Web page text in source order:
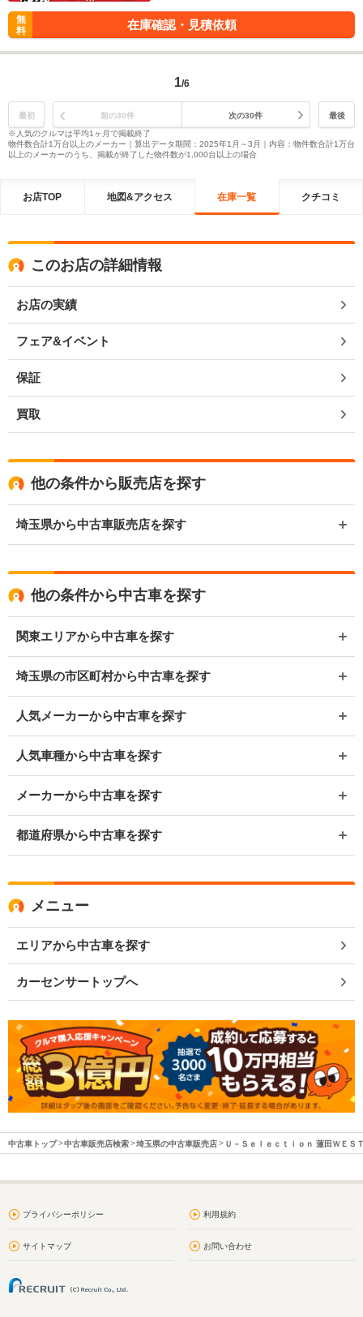
無
料
在庫確認・見積依頼
1/6
最初 前の30件 次の30件
最後
※人気のクルマは平均1ヶ月で掲載終了
物件数合計1万台以上のメーカー｜算出データ期間：2025年1月～3月｜内容：物件数合計1万台
以上のメーカーのうち、掲載が終了した物件数が1,000台以上の場合
お店TOP 地図&アクセス 在庫一覧 クチコミ
このお店の詳細情報
お店の実績
フェア&イベント
保証
買取
他の条件から販売店を探す
埼玉県から中古車販売店を探す
他の条件から中古車を探す
関東エリアから中古車を探す
埼玉県の市区町村から中古車を探す
人気メーカーから中古車を探す
人気車種から中古車を探す
メーカーから中古車を探す
都道府県から中古車を探す
メニュー
エリアから中古車を探す
カーセンサートップへ
中古車トップ 中古車販売店検索 埼玉県の中古車販売店 Ｕ－Ｓｅｌｅｃｔｉｏｎ 蓮田ＷＥＳ
プライバシーポリシー 利用規約
サイトマップ お問い合わせ